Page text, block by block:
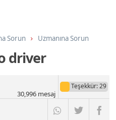
Sorun Uzmanına Sorun
driver
Teşekkür: 29
30,996mesaj